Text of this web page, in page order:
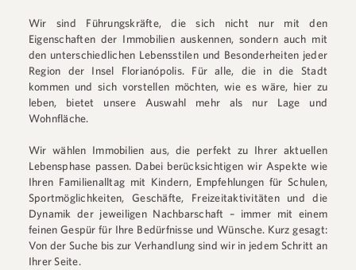
Wir sind Führungskräfte, die sich nicht nur mit den
Eigenschaften der Immobilien auskennen, sondern auch mit
den unterschiedlichen Lebensstilen und Besonderheiten jeder
Region der Insel Florianópolis. Für alle, die in die Stadt
kommen und sich vorstellen möchten, wie es wäre, hier zu
leben, bietet unsere Auswahl mehr als nur Lage und
Wohnfläche.
Wir wählen Immobilien aus, die perfekt zu Ihrer aktuellen
Lebensphase passen. Dabei berücksichtigen wir Aspekte wie
Ihren Familienalltag mit Kindern, Empfehlungen für Schulen,
Sportmöglichkeiten, Geschäfte, Freizeitaktivitäten und die
Dynamik der jeweiligen Nachbarschaft – immer mit einem
feinen Gespür für Ihre Bedürfnisse und Wünsche. Kurz gesagt:
Von der Suche bis zur Verhandlung sind wir in jedem Schritt an
Ihrer Seite.